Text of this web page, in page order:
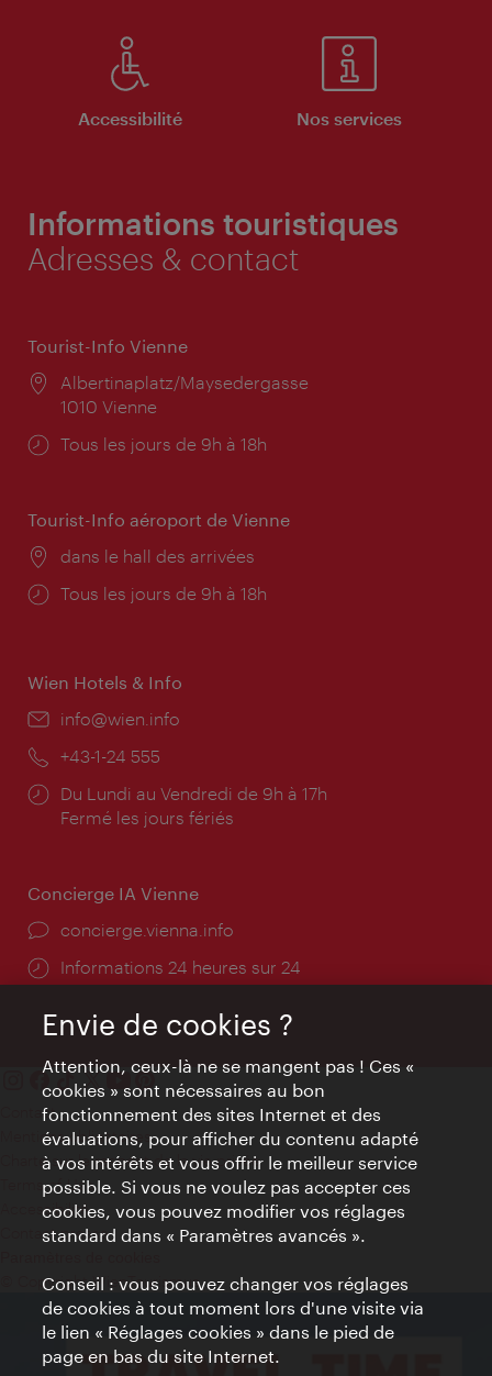
Accessibilité Nos services
Informations touristiques
Adresses & contact
Tourist-Info Vienne
Lieu:
Albertinaplatz/Maysedergasse
1010 Vienne
Horaires
Tous les jours de 9h à 18h
Tourist-Info aéroport de Vienne
Lieu:
dans le hall des arrivées
Horaires
Tous les jours de 9h à 18h
Wien Hotels & Info
E-
info@wien.info
Téléphone:
+43-1-24 555
Horaires
d'ouverture:
Du Lundi au Vendredi de 9h à 17h
Fermé les jours fériés
Concierge IA Vienne
Ort:
concierge.vienna.info
Öffnungszeiten:
Informations 24 heures sur 24
Contact
Mentions obligatoires
Charte sur le respect de la vie privée
Terms of Use
Accessibilité
Contact presse
© Copyright WienTourismus
Envie de cookies ?
Attention, ceux-là ne se mangent pas ! Ces «
cookies » sont nécessaires au bon
fonctionnement des sites Internet et des
évaluations, pour afficher du contenu adapté
à vos intérêts et vous offrir le meilleur service
possible. Si vous ne voulez pas accepter ces
cookies, vous pouvez modifier vos réglages
standard dans « Paramètres avancés ».
Conseil : vous pouvez changer vos réglages
de cookies à tout moment lors d'une visite via
le lien « Réglages cookies » dans le pied de
page en bas du site Internet.